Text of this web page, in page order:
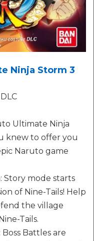
Ninja Storm 3
Ultimate Ninja
knew to offer you
Naruto game
Story mode starts
of Nine-Tails! Help
the village
Tails.
Boss Battles are